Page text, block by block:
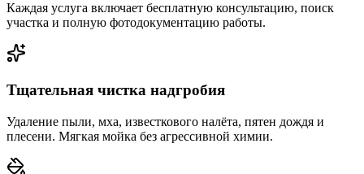
Каждая услуга включает бесплатную консультацию, поиск
участка и полную фотодокументацию работы.
Тщательная чистка надгробия
Удаление пыли, мха, известкового налёта, пятен дождя и
плесени. Мягкая мойка без агрессивной химии.